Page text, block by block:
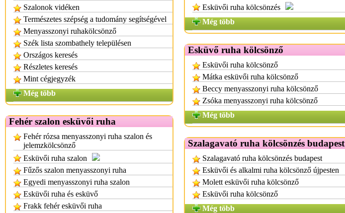
Szalonok vidéken
Természetes szépség a tudomány segítségével
Menyasszonyi ruhakölcsönző
Szék lista szombathely településen
Országos keresés
Részletes keresés
Mint cégjegyzék
Még több
Fehér szalon esküvői ruha
Fehér rózsa menyasszonyi ruha szalon és
jelemzkölcsönző
Esküvői ruha szalon
Fűzős szalon menyasszonyi ruha
Egyedi menyasszonyi ruha szalon
Esküvői ruha és esküvő
Frakk fehér esküvői ruha
Esküvői ruha kölcsönzés
Még több
Esküvő ruha kölcsönző
Esküvői ruha kölcsönző
Mátka esküvői ruha kölcsönző
Beccy menyasszonyi ruha kölcsönző
Zsóka menyasszonyi ruha kölcsönző
Még több
Szalagavató ruha kölcsönzés budapest
Szalagavató ruha kölcsönzés budapest
Esküvői és alkalmi ruha kölcsönző újpesten
Molett esküvői ruha kölcsönző
Esküvői ruha kölcsönző
Még több